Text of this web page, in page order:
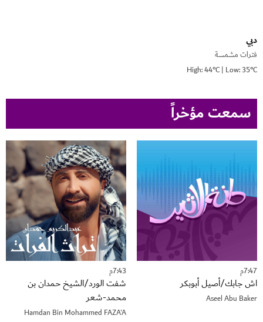
دبي
فترات مشمسة
High: 44°C | Low: 35°C
سمعت مؤخراً
7:47م
اش جابك/أصيل أبوبكر
Aseel Abu Baker
7:43م
شفت الورد/الشيخ حمدان بن
محمد-شعر
Hamdan Bin Mohammed FAZA'A